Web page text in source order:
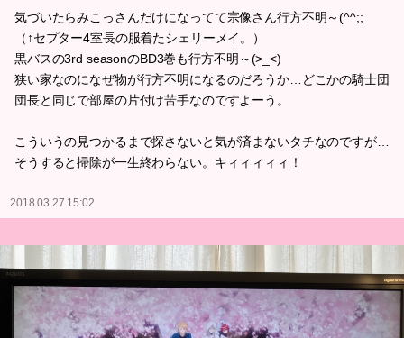
気づいたらみこっさんだけになってて宗像さん行方不明～(^^;;
（↑セプター4室長の服着たシェリーメイ。）
黒バスの3rd seasonのBD3巻も行方不明～(>_<)
狭い家なのになぜ物が行方不明になるのだろうか…どこかの騎士団
団長と同じで部屋の片付け苦手なのですよーう。
こういうの見つかるまで探さないと気が済まないタチなのですが…
そうすると掃除が一生終わらない。キィィィィィ！
2018.03.27 15:02